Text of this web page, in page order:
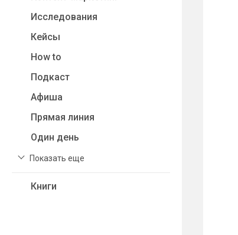
Исследования
Кейсы
How to
Подкаст
Афиша
Прямая линия
Один день
Показать еще
Книги